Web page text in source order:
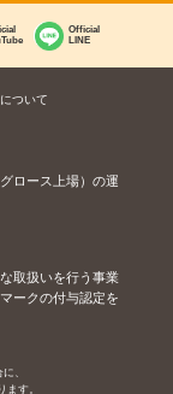
Official
LINE
ついて
ロース上場）の運
取扱いを行う事業
ークの付与認定を
、
す。